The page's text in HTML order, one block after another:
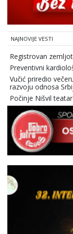
NAJNOVIJE VESTI
Registrovan
Preventivni
Vučić priredio
razvoju odnosa
Počinje Nišvil